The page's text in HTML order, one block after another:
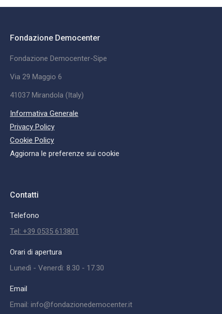
Fondazione Democenter
Fondazione Democenter-Sipe
Via 29 Maggio 6
41037 Mirandola (Italy)
Informativa Generale
Privacy Policy
Cookie Policy
Aggiorna le preferenze sui cookie
Contatti
Telefono
Tel: +39 0535 613801
Orari di apertura
Lunedì - Venerdì: 8.30 - 17.30
Email
Email: info@fondazionedemocenter.it